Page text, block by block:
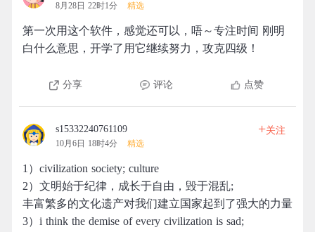
8月28日 22时1分 精选
第一次用这个软件，感觉还可以，唔～专注时间 刚明
白什么意思，开学了用它继续努力，攻克四级！
分享 评论 点赞
s15332240761109
10月6日 18时4分 精选
+关注
1）civilization society; culture
2）文明始于纪律，成长于自由，毁于混乱;
丰富繁多的文化遗产对我们建立国家起到了强大的力量
3）i think the demise of every civilization is sad;